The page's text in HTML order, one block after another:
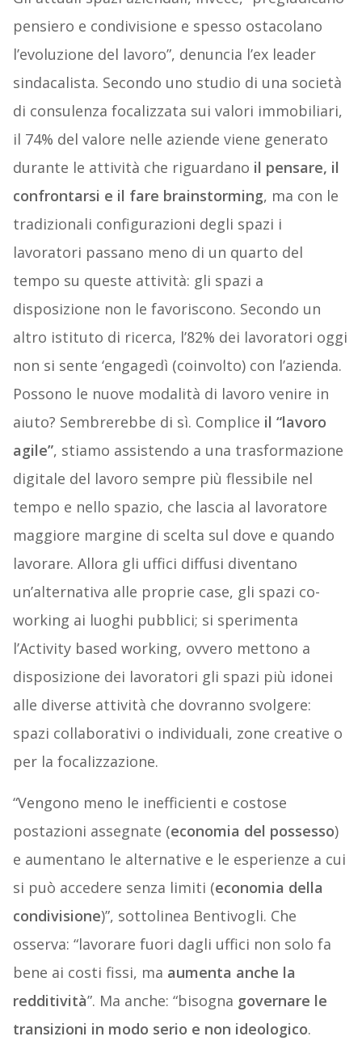
pensiero e condivisione e spesso ostacolano
l’evoluzione del lavoro”, denuncia l’ex leader
sindacalista. Secondo uno studio di una società
di consulenza focalizzata sui valori immobiliari,
il 74% del valore nelle aziende viene generato
durante le attività che riguardano il pensare, il
confrontarsi e il fare brainstorming, ma con le
tradizionali configurazioni degli spazi i
lavoratori passano meno di un quarto del
tempo su queste attività: gli spazi a
disposizione non le favoriscono. Secondo un
altro istituto di ricerca, l’82% dei lavoratori oggi
non si sente ‘engagedì (coinvolto) con l’azienda.
Possono le nuove modalità di lavoro venire in
aiuto? Sembrerebbe di sì. Complice il “lavoro
agile”, stiamo assistendo a una trasformazione
digitale del lavoro sempre più flessibile nel
tempo e nello spazio, che lascia al lavoratore
maggiore margine di scelta sul dove e quando
lavorare. Allora gli uffici diffusi diventano
un’alternativa alle proprie case, gli spazi co-
working ai luoghi pubblici; si sperimenta
l’Activity based working, ovvero mettono a
disposizione dei lavoratori gli spazi più idonei
alle diverse attività che dovranno svolgere:
spazi collaborativi o individuali, zone creative o
per la focalizzazione.
“Vengono meno le inefficienti e costose
postazioni assegnate (economia del possesso)
e aumentano le alternative e le esperienze a cui
si può accedere senza limiti (economia della
condivisione)”, sottolinea Bentivogli. Che
osserva: “lavorare fuori dagli uffici non solo fa
bene ai costi fissi, ma aumenta anche la
redditività”. Ma anche: “bisogna governare le
transizioni in modo serio e non ideologico.